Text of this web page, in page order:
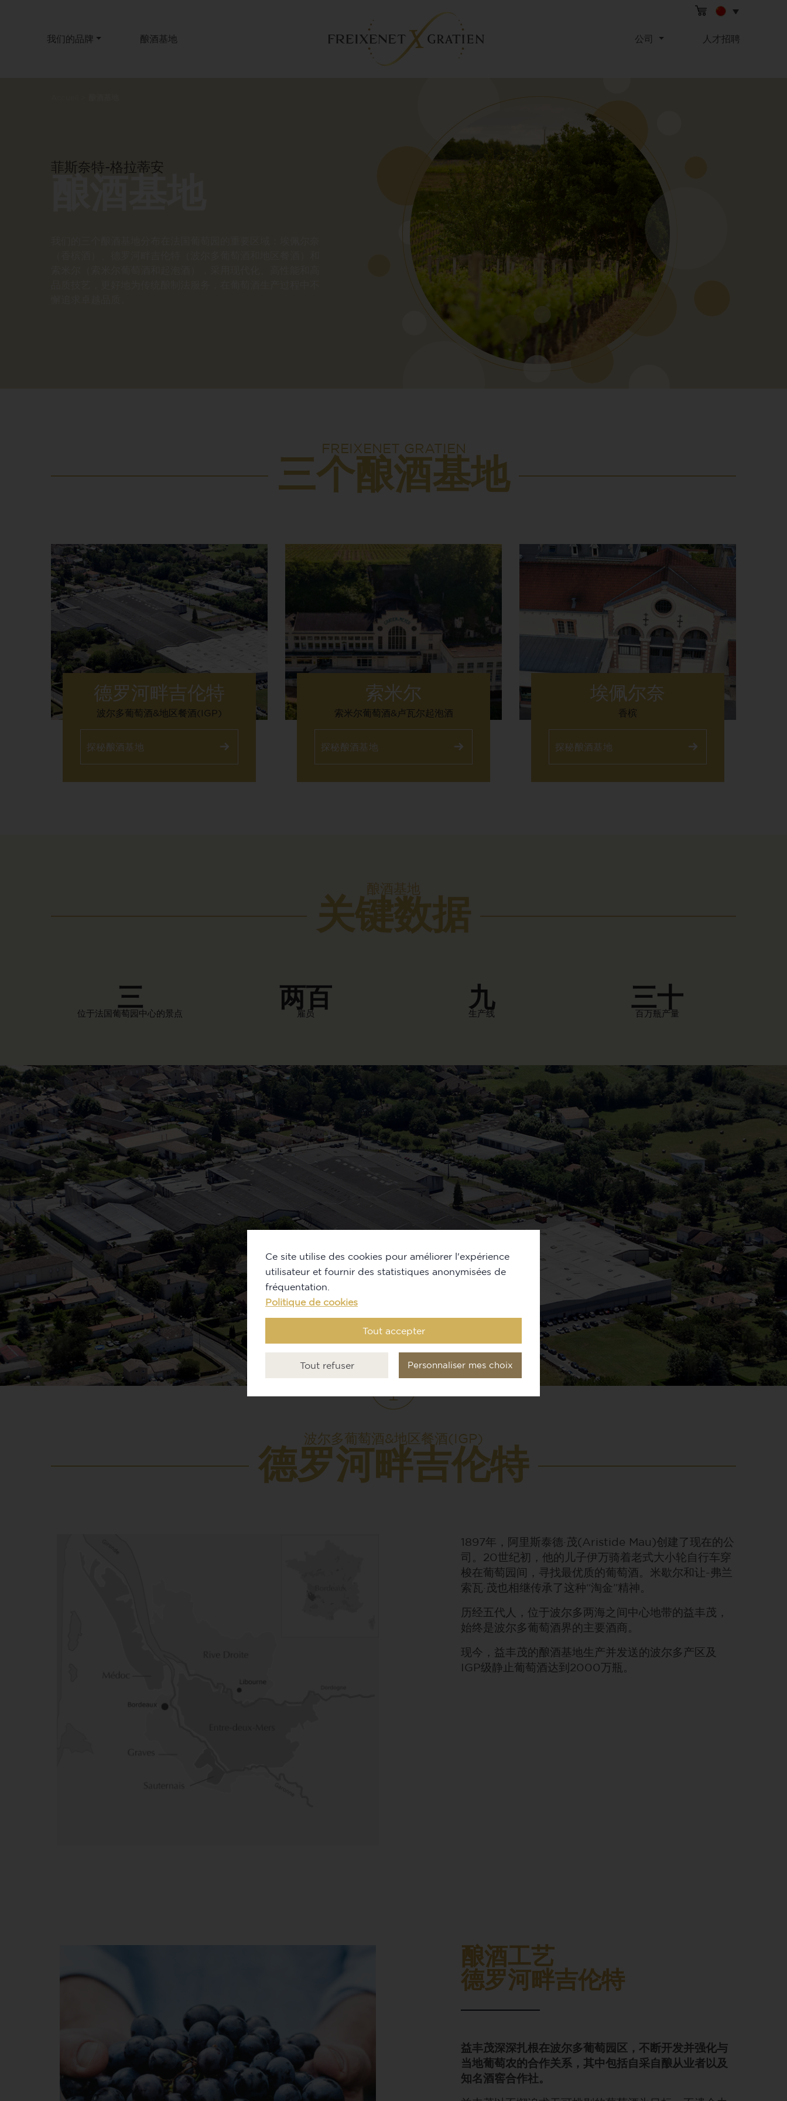
我们的品牌 酿酒基地 公司 人才招聘
菲斯奈特-格拉蒂安
FREIXENET GRATIEN
三个酿酒基地
德罗河畔吉伦特
波尔多葡萄酒&地区餐酒(IGP)
探秘酿酒基地
索米尔
索米尔葡萄酒&卢瓦尔起泡酒
探秘酿酒基地
埃佩尔奈
香槟
探秘酿酒基地
酿酒基地
关键数据
三
位于法国葡萄园中心的景点
两百
雇员
九
生产线
三十
百万瓶产量
波尔多葡萄酒&地区餐酒(IGP)
德罗河畔吉伦特
1897年，阿里斯泰德·茂(Aristide Mau)创建了现在的公
司。20世纪初，他的儿子伊万骑着老式大小轮自行车穿
梭在葡萄园间，寻找最优质的葡萄酒。米歇尔和让-弗兰
索瓦·茂也相继传承了这种“淘金”精神。
历经五代人，位于波尔多两海之间中心地带的益丰茂，
始终是波尔多葡萄酒界的主要酒商。
现今，益丰茂的酿酒基地生产并发送的波尔多产区及
IGP级静止葡萄酒达到2000万瓶。
酿酒工艺
德罗河畔吉伦特
益丰茂深深扎根在波尔多葡萄园区，不断开发并强化与
当地葡萄农的合作关系，其中包括自采自酿从业者以及
知名酒窖合作社。
Ce site utilise des cookies pour améliorer l'expérience
utilisateur et fournir des statistiques anonymisées de
fréquentation.
Politique de cookies
Tout accepter
Tout refuser Personnaliser mes choix